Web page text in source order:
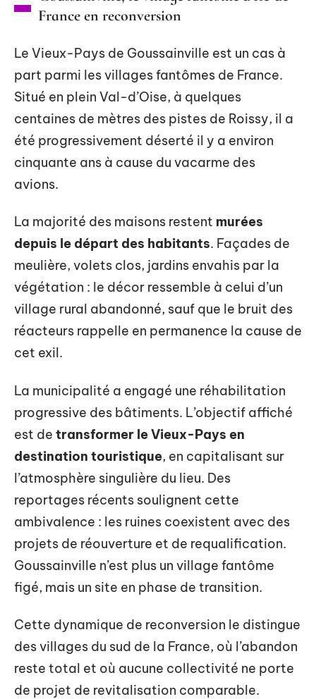
France en reconversion
Le Vieux-Pays de Goussainville est un cas à
part parmi les villages fantômes de France.
Situé en plein Val-d’Oise, à quelques
centaines de mètres des pistes de Roissy, il a
été progressivement déserté il y a environ
cinquante ans à cause du vacarme des
avions.
La majorité des maisons restent murées
depuis le départ des habitants. Façades de
meulière, volets clos, jardins envahis par la
végétation : le décor ressemble à celui d’un
village rural abandonné, sauf que le bruit des
réacteurs rappelle en permanence la cause de
cet exil.
La municipalité a engagé une réhabilitation
progressive des bâtiments. L’objectif affiché
est de transformer le Vieux-Pays en
destination touristique, en capitalisant sur
l’atmosphère singulière du lieu. Des
reportages récents soulignent cette
ambivalence : les ruines coexistent avec des
projets de réouverture et de requalification.
Goussainville n’est plus un village fantôme
figé, mais un site en phase de transition.
Cette dynamique de reconversion le distingue
des villages du sud de la France, où l’abandon
reste total et où aucune collectivité ne porte
de projet de revitalisation comparable.